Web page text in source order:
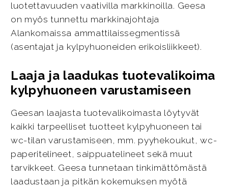
luotettavuuden vaativilla markkinoilla. Geesa
on myös tunnettu markkinajohtaja
Alankomaissa ammattilaissegmentissä
(asentajat ja kylpyhuoneiden erikoisliikkeet).
Laaja ja laadukas tuotevalikoima
kylpyhuoneen varustamiseen
Geesan laajasta tuotevalikoimasta löytyvät
kaikki tarpeelliset tuotteet kylpyhuoneen tai
wc-tilan varustamiseen, mm. pyyhekoukut, wc-
paperitelineet, saippuatelineet sekä muut
tarvikkeet. Geesa tunnetaan tinkimättömästä
laadustaan ja pitkän kokemuksen myötä